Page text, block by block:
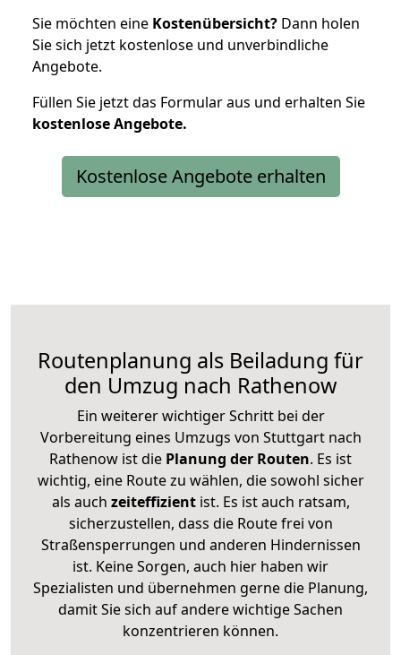
Sie möchten eine Kostenübersicht? Dann holen
Sie sich jetzt kostenlose und unverbindliche
Angebote.
Füllen Sie jetzt das Formular aus und erhalten Sie
kostenloseAngebote.
Kostenlose Angebote erhalten
Routenplanung als Beiladung für
den Umzug nach Rathenow
Ein weiterer wichtiger Schritt bei der
Vorbereitung eines Umzugs von Stuttgart nach
Rathenow ist die Planung der Routen. Es ist
wichtig, eine Route zu wählen, die sowohl sicher
als auch zeiteffizientist. Es ist auch ratsam,
sicherzustellen, dass die Route frei von
Straßensperrungen und anderen Hindernissen
ist. Keine Sorgen, auch hier haben wir
Spezialisten und übernehmen gerne die Planung,
damit Sie sich auf andere wichtige Sachen
konzentrieren können.